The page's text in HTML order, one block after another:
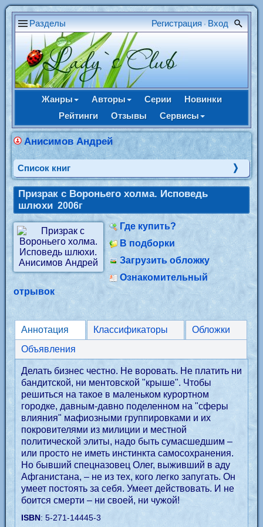
Разделы Регистрация • Вход
Жанры Авторы Серии
Новинки
Рейтинги
Отзывы Сервисы
Анисимов Андрей
Cписок книг
Призрак с Вороньего холма. Исповедь
шлюхи 2006г
Где купить?
В подборки
Загрузить обложку
Ознакомительный
отрывок
Аннотация Классификаторы
Обложки
Объявления
Делать бизнес честно. Не воровать. Не платить ни
бандитской, ни ментовской "крыше". Чтобы
решиться на такое в маленьком курортном
городке, давным-давно поделенном на "сферы
влияния" мафиозными группировками и их
покровителями из милиции и местной
политической элиты, надо быть сумасшедшим –
или просто не иметь инстинкта самосохранения.
Но бывший спецназовец Олег, выживший в аду
Афганистана, – не из тех, кого легко запугать. Он
умеет постоять за себя. Умеет действовать. И не
боится смерти – ни своей, ни чужой!
ISBN: 5-271-14445-3